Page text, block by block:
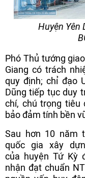
Huyện Yên
Phó Thủ tướng
Giang có trách
quy định; chỉ đạo
Dũng tiếp tục duy
chí, chú trọng tiêu
bảo đảm tính bền
Sau hơn 10 năm
quốc gia xây
của huyện Tứ Kỳ
nhận đạt chuẩn